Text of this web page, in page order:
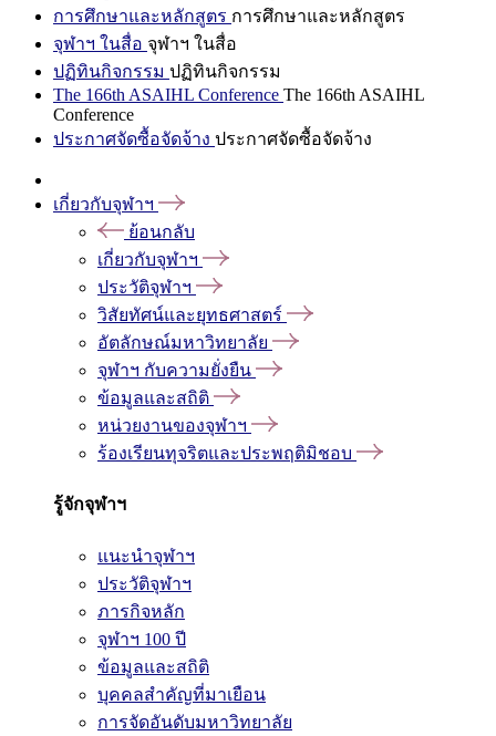
การศึกษาและหลักสูตร การศึกษาและหลักสูตร
จุฬาฯ ในสื่อ จุฬาฯ ในสื่อ
ปฏิทินกิจกรรม ปฏิทินกิจกรรม
The 166th ASAIHL Conference The 166th ASAIHL
Conference
ประกาศจัดซื้อจัดจ้าง ประกาศจัดซื้อจัดจ้าง
เกี่ยวกับจุฬาฯ
ย้อนกลับ
เกี่ยวกับจุฬาฯ
ประวัติจุฬาฯ
วิสัยทัศน์และยุทธศาสตร์
อัตลักษณ์มหาวิทยาลัย
จุฬาฯ กับความยั่งยืน
ข้อมูลและสถิติ
หน่วยงานของจุฬาฯ
ร้องเรียนทุจริตและประพฤติมิชอบ
รู้จักจุฬาฯ
แนะนำจุฬาฯ
ประวัติจุฬาฯ
ภารกิจหลัก
จุฬาฯ 100 ปี
ข้อมูลและสถิติ
บุคคลสำคัญที่มาเยือน
การจัดอันดับมหาวิทยาลัย